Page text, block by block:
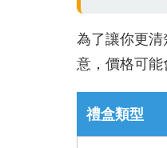
為了讓你更
意，價格可能
禮盒類型